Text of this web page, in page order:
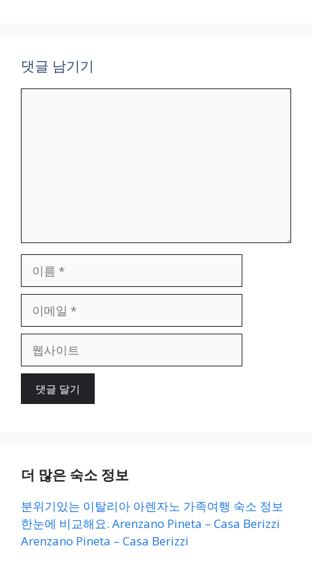
댓글 남기기
일
이
더 많은 숙소 정보
분위기있는 이탈리아 아렌자노 가족여행 숙소 정보
한눈에 비교해요. Arenzano Pineta – Casa Berizzi
Arenzano Pineta – Casa Berizzi